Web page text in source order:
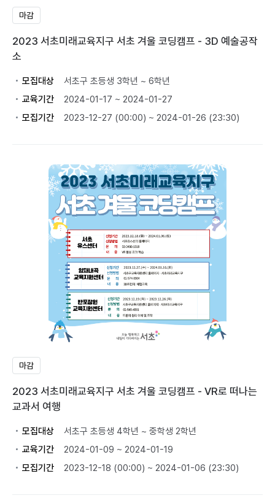
마감
2023 서초미래교육지구 서초 겨울 코딩캠프 - 3D 예술공작
소
모집대상
서초구 초등생 3학년 ~ 6학년
교육기간
2024-01-17 ~ 2024-01-27
모집기간
2023-12-27 (00:00) ~ 2024-01-26 (23:30)
마감
2023 서초미래교육지구 서초 겨울 코딩캠프 - VR로 떠나는
교과서 여행
모집대상
서초구 초등생 4학년 ~ 중학생 2학년
교육기간
2024-01-09 ~ 2024-01-19
모집기간
2023-12-18 (00:00) ~ 2024-01-06 (23:30)